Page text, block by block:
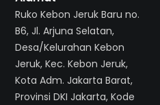
Ruko Kebon Jeruk Baru no.
B6, Jl. Arjuna Selatan,
Desa/Kelurahan Kebon
Jeruk, Kec. Kebon Jeruk,
Kota Adm. Jakarta Barat,
Provinsi DKI Jakarta, Kode